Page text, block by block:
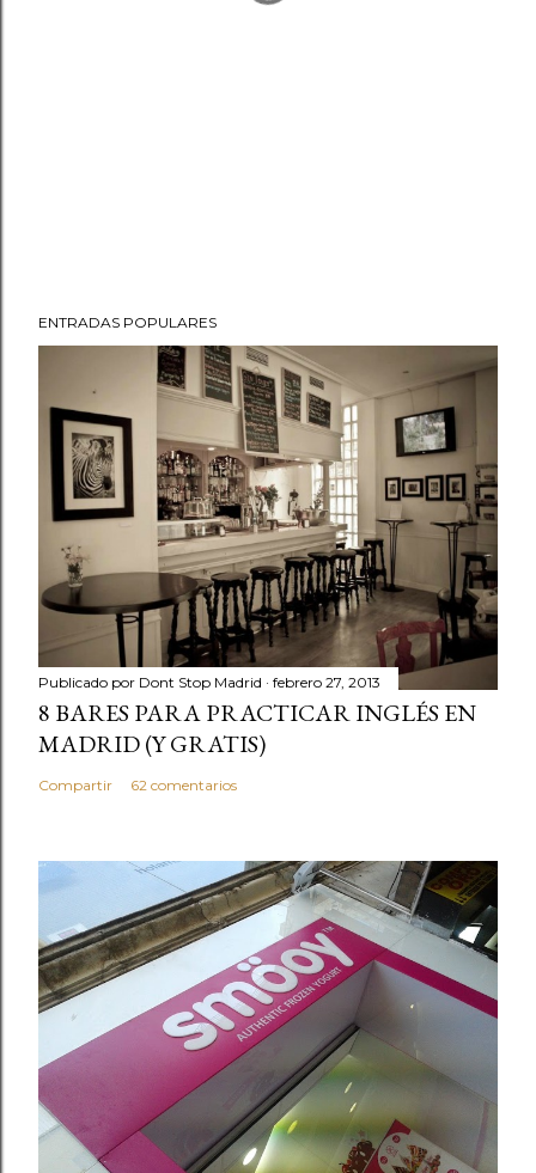
ENTRADAS POPULARES
Publicado por Dont Stop Madrid febrero 27, 2013
8 BARES PARA PRACTICAR INGLÉS EN
MADRID (Y GRATIS)
Compartir 62 comentarios